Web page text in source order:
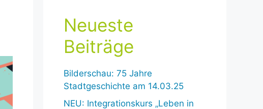
Neueste
Beiträge
Bilderschau: 75 Jahre
Stadtgeschichte am 14.03.25
NEU: Integrationskurs „Leben in